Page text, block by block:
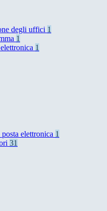
degli uffici 1
1
1
elettronica 1
31